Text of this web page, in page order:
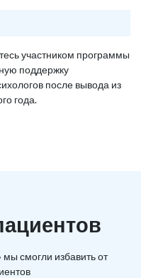
участником программы
поддержку
после вывода из
года.
смогли избавить от